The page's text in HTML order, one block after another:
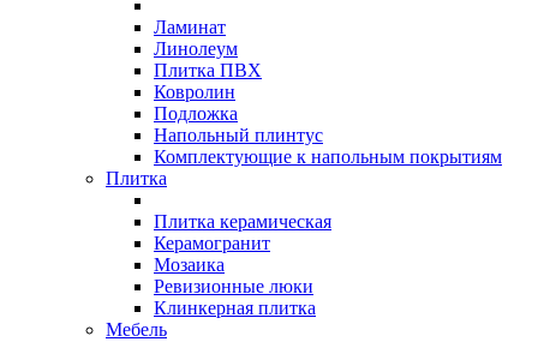
Ламинат
Линолеум
Плитка ПВХ
Ковролин
Подложка
Напольный плинтус
Комплектующие к напольным покрытиям
Плитка
Плитка керамическая
Керамогранит
Мозаика
Ревизионные люки
Клинкерная плитка
Мебель